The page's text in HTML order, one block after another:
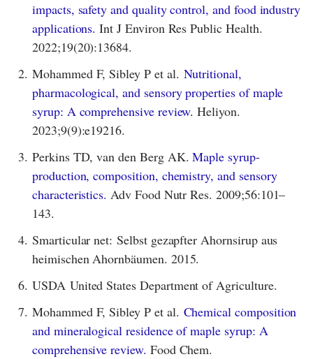
impacts, safety and quality control, and food industry
applications. Int J Environ Res Public Health.
2022;19(20):13684.
2. Mohammed F, Sibley P et al. Nutritional,
pharmacological, and sensory properties of maple
syrup: A comprehensive review. Heliyon.
2023;9(9):e19216.
3. Perkins TD, van den Berg AK.Maple syrup-
production, composition, chemistry, and sensory
characteristics. Adv Food Nutr Res. 2009;56:101–
143.
4. Smarticular net: Selbst gezapfter Ahornsirup aus
heimischen Ahornbäumen. 2015.
6. USDA United States Department of Agriculture.
7. Mohammed F, Sibley P et al. Chemical composition
and mineralogical residence of maple syrup: A
comprehensive review. Food Chem.